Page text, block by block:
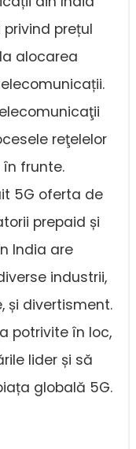
prețul
alocarea
reţelelor
în frunte.
5G oferta de
prepaid și
India are
industrii,
și divertisment.
potrivite în loc,
lider și să
globală 5G.